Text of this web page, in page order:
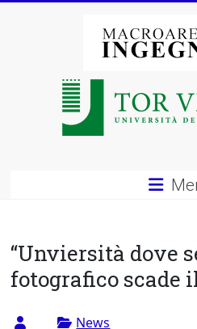
Macroarea
degli
Studi
di
“Unviersità dove
fotografico scade
News